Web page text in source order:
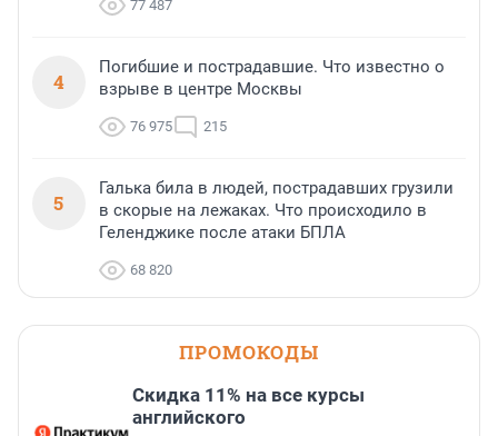
77 487
4
Погибшие и пострадавшие. Что известно о
взрыве в центре Москвы
76 975 215
5
Галька била в людей, пострадавших грузили
в скорые на лежаках. Что происходило в
Геленджике после атаки БПЛА
68 820
ПРОМОКОДЫ
Скидка 11% на все курсы
английского